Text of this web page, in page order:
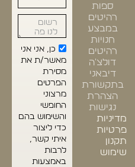
ספות
רהיטים
במבצע
חנויות
רהיטים
דולצ'ה
דיבאני
בתקשורת
הצהרת
נגישות
מדיניות
פרטיות
תקנון
שימוש
כן, אני אני
מאשר/ת את
מסירת
הפרטים
מרצוני
החופשי
והשימוש בהם
כדי ליצור
איתי קשר,
לרבות
באמצעות